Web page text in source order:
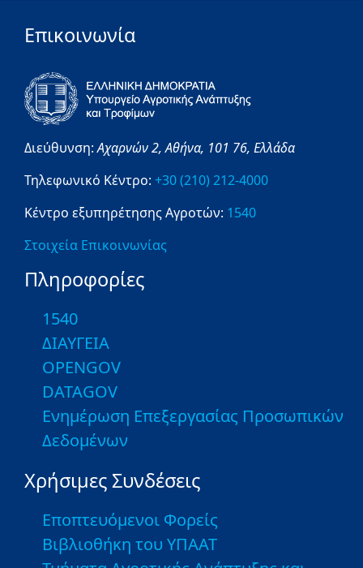
Επικοινωνία
Διεύθυνση:Αχαρνών 2,Αθήνα, 101 76, Ελλάδα
Τηλεφωνικό Κέντρο: +30 (210) 212-4000
Κέντρο εξυπηρέτησης Αγροτών: 1540
Στοιχεία Επικοινωνίας
Πληροφορίες
1540
ΔΙΑΥΓΕΙΑ
OPENGOV
DATAGOV
Ενημέρωση Επεξεργασίας Προσωπικών
Δεδομένων
Χρήσιμες Συνδέσεις
Εποπτευόμενοι Φορείς
Βιβλιοθήκη του ΥΠΑΑΤ